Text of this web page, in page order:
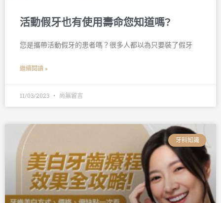
活動假牙也有使用壽命您知道嗎?
您是攜帶活動假牙的患者嗎？很多人都以為只要裝了假牙
繼續閱讀 »
11/03/2023 尚無留言
牙科知識